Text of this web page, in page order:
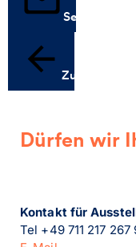
Senden
Zurück
Dürfen wir
Kontakt für
Tel +49 711 217 267